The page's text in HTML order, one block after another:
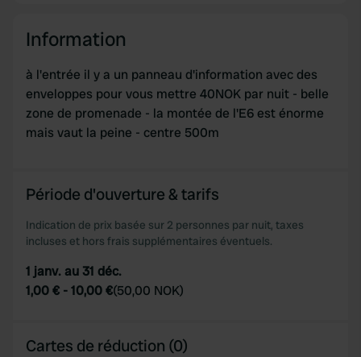
We also share information about your use of our site with
our social media, advertising and analytics partners who
may combine it with other information that you’ve
provided to them or that they’ve collected from your use
of their services.
Information
à l'entrée il y a un panneau d'information avec des
enveloppes pour vous mettre 40NOK par nuit - belle
zone de promenade - la montée de l'E6 est énorme
mais vaut la peine - centre 500m
Période d'ouverture & tarifs
Indication de prix basée sur 2 personnes par nuit, taxes
incluses et hors frais supplémentaires éventuels.
1 janv. au 31 déc.
1,00 € -10,00 €(50,00 NOK)
Cartes de réduction (0)